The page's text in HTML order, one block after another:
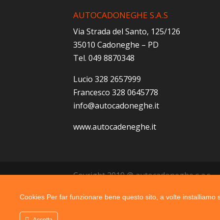
AUTOCADONEGHE S.A.S
Via Strada del Santo, 125/126
35010 Cadoneghe – PD
Tel. 049 8870348
Lucio 328 2657999
Francesco 328 0645778
info@autocadoneghe.it
www.autocadeneghe.it
Coyright 2019 @ autocadoneghe s.a.s.
Cookies Per far funzionare bene questo sito, a volte